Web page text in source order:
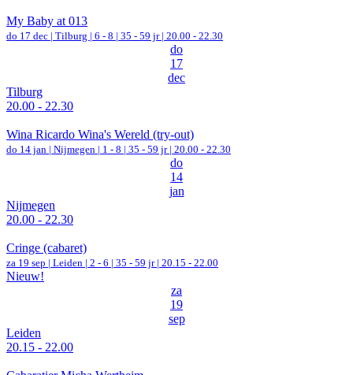
My Baby at 013
do 17 dec | Tilburg | 6 - 8 | 35 - 59 jr | 20.00 - 22.30
do
17
dec
Tilburg
20.00 - 22.30
Wina Ricardo Wina's Wereld (try-out)
do 14 jan | Nijmegen | 1 - 8 | 35 - 59 jr | 20.00 - 22.30
do
14
jan
Nijmegen
20.00 - 22.30
Cringe (cabaret)
za 19 sep | Leiden | 2 - 6 | 35 - 59 jr | 20.15 - 22.00
Nieuw!
za
19
sep
Leiden
20.15 - 22.00